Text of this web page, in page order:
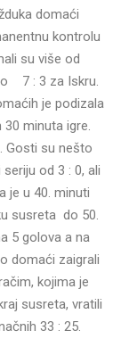
domaći
kontrolu
su više od
7 : 3 za Iskru.
je podizala
minuta igre.
Gosti su nešto
od 3 : 0, ali
je u 40. minuti
susreta do 50.
5 golova a na
domaći zaigrali
kojima je
susreta, vratili
33 : 25.